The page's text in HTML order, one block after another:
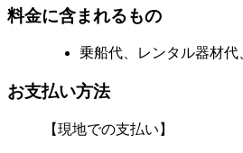
料金に含まれるもの
乗船代、レンタル器材代
お支払い方法
【現地での支払い】